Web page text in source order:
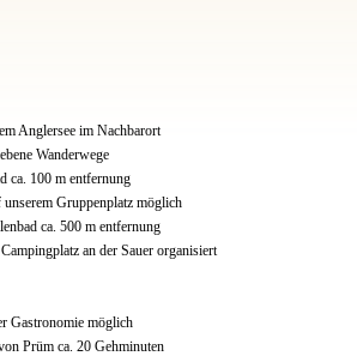
Anglersee im Nachbarort
Wanderwege
ca. 100 m entfernung
Gruppenplatz möglich
ca. 500 m entfernung
an der Sauer organisiert
Gastronomie möglich
Prüm ca. 20 Gehminuten